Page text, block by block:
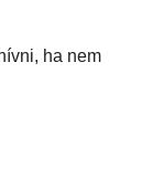
ha nem